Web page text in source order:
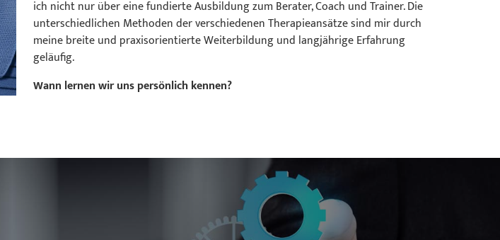
ich nicht nur über eine fundierte Ausbildung zum Berater, Coach und Trainer. Die
unterschiedlichen Methoden der verschiedenen Therapieansätze sind mir durch
meine breite und praxisorientierte Weiterbildung und langjährige Erfahrung
geläufig.
Wann lernen wir uns persönlich kennen?